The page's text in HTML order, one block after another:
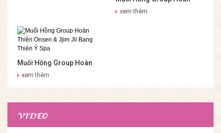
Thiện Epic Reset
xem thêm
Muối Hồng Group Hoàn
Thiện Onsen & Jjim Jil
xem thêm
VIDEO